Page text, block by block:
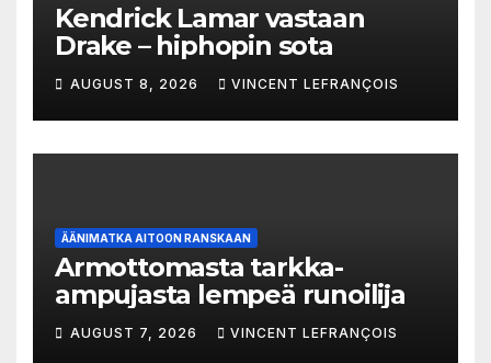
Kendrick Lamar vastaan
Drake – hiphopin sota
AUGUST 8, 2026 VINCENT LEFRANÇOIS
ÄÄNIMATKA AITOON RANSKAAN
Armottomasta tarkka-
ampujasta lempeä runoilija
AUGUST 7, 2026 VINCENT LEFRANÇOIS